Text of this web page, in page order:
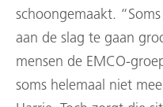
schoongemaakt.
aan de slag te gaan
mensen de EMCO-
soms helemaal niet